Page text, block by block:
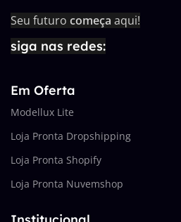
Seu futuro começa aqui!
siga nas redes:
Em Oferta
Modellux Lite
Loja Pronta Dropshipping
Loja Pronta Shopify
Loja Pronta Nuvemshop